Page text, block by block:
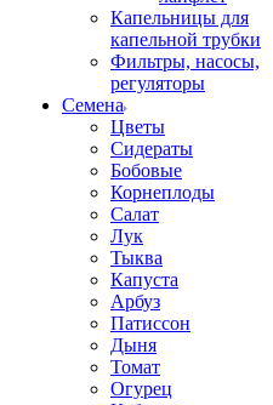
Капельницы для
капельной трубки
Фильтры, насосы,
регуляторы
Семена
Цветы
Сидераты
Бобовые
Корнеплоды
Салат
Лук
Тыква
Капуста
Арбуз
Патиссон
Дыня
Томат
Огурец